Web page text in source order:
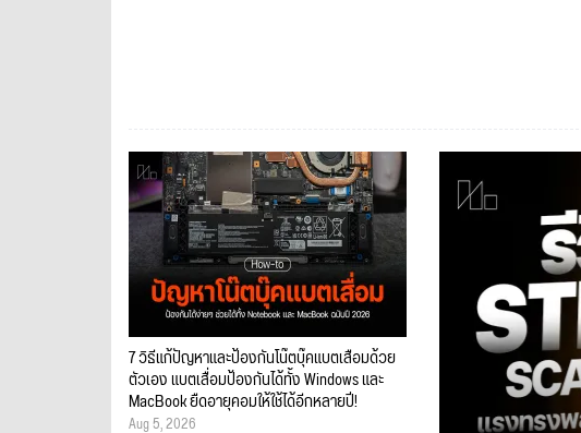
7 วิธีแก้ปัญหาและป้องกันโน๊ตบุ๊คแบตเสื่อมด้วย
ตัวเอง แบตเสื่อมป้องกันได้ทั้ง Windows และ
MacBook ยืดอายุคอมให้ใช้ได้อีกหลายปี!
Aug 5, 2026